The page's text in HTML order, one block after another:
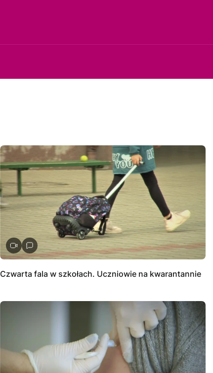
Czwarta fala w szkołach. Uczniowie na kwarantannie